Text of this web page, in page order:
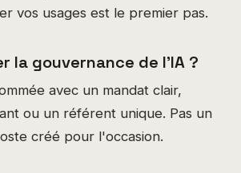
vos usages est le premier pas.
la gouvernance de l'IA ?
avec un mandat clair,
ou un référent unique. Pas un
créé pour l'occasion.